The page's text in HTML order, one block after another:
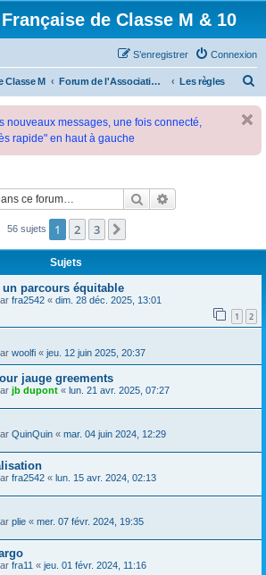
de Classe M & 10
Connexion
S’enregistrer
Classe M Forum de l'Association Française de Classe M Les règles
e
r
nouveaux messages, une fois connecté,
rapide" en haut à gauche
Rechercher
56 sujets 1 2 3
Sujets
parcours équitable
fra2542 « dim. 28 déc. 2025, 13:01
1 2
woolfi « jeu. 12 juin 2025, 20:37
jauge greements
jb dupont « lun. 21 avr. 2025, 07:27
QuinQuin « mar. 04 juin 2024, 12:29
fra2542 « lun. 15 avr. 2024, 02:13
plie « mer. 07 févr. 2024, 19:35
fra11 « jeu. 01 févr. 2024, 11:16